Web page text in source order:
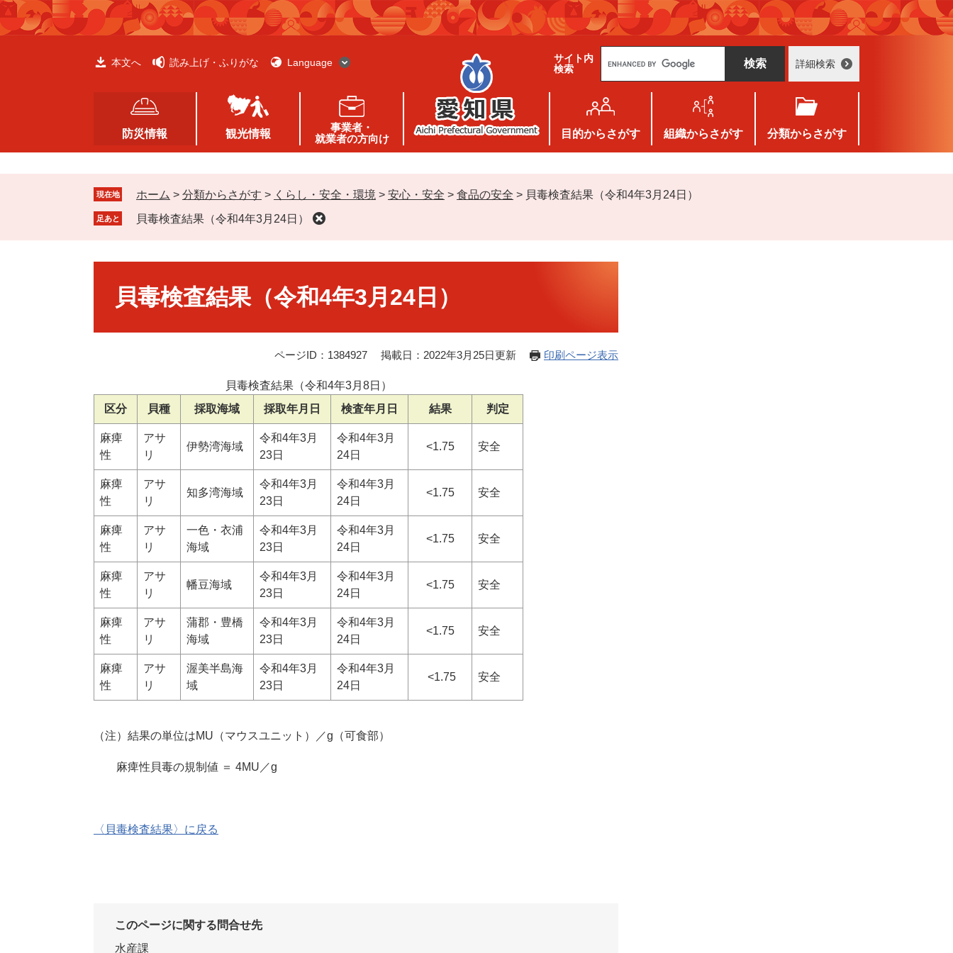
ペ
ー
メ
ニ
本文へ 読み上げ・ふりがな Language
サイト内
検索
g
e
カ
タ
ム
検
詳細検索
防災情報 観光情報
事業者・
就業者の方向け
目的からさがす 組織からさがす 分類からさがす
現在地 ホーム > 分類からさがす > くらし・安全・環境 > 安心・安全 > 食品の安全 > 貝毒検査結果（令和4年3月24日）
足あと 貝毒検査結果（令和4年3月24日）
貝毒検査結果（令和4年3月24日）
ページID：1384927 掲載日：2022年3月25日更新 印刷ページ表示
貝毒検査結果（令和4年3月8日）
区分
貝種 採取海域 採取年月日 検査年月日 結果 判定
麻痺
性
アサ
リ
伊勢湾海域
令和4年3月
23日
令和4年3月
24日
<1.75 安全
麻痺
性
アサ
リ
知多湾海域
令和4年3月
23日
令和4年3月
24日
<1.75 安全
麻痺
性
アサ
リ
一色・衣浦
海域
令和4年3月
23日
令和4年3月
24日
<1.75 安全
麻痺
性
アサ
リ
幡豆海域
令和4年3月
23日
令和4年3月
24日
<1.75 安全
麻痺
性
アサ
リ
蒲郡・豊橋
海域
令和4年3月
23日
令和4年3月
24日
<1.75 安全
麻痺
性
アサ
リ
渥美半島海
域
令和4年3月
23日
令和4年3月
24日
<1.75 安全
（注）結果の単位はMU（マウスユニット）／g（可食部）
麻痺性貝毒の規制値 ＝ 4MU／g
〈貝毒検査結果〉に戻る
このページに関する問合せ先
水産課